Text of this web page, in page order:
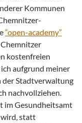
Kommunen
“open-academy”
Chemnitzer
kostenfreien
aufgrund meiner
der Stadtverwaltung
nachvollziehen.
im Gesundheitsamt
wird, statt